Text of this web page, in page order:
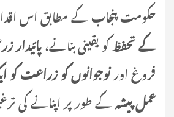
حکومت پنجاب کے مطابق اس
کے تحفظکو یقینی بنانے،پائیدار
فروغ اورنوجوانوں کو زراعت کو
عمل پیشہکے طور پر اپنانے کی